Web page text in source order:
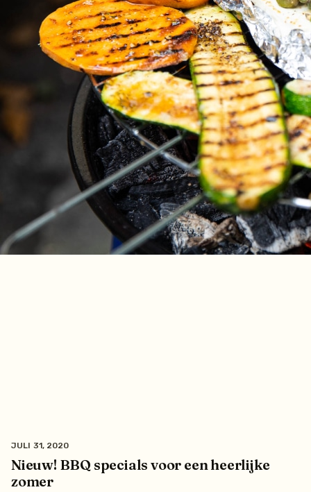
Nieuw! BBQ specials voor een heerlijke
zomer
JULI 31, 2020